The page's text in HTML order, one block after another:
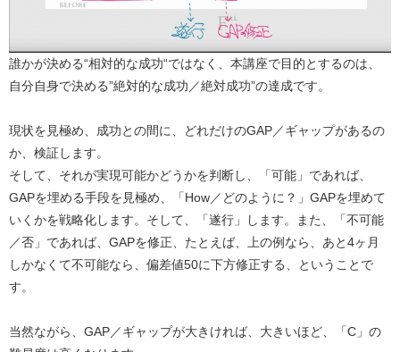
誰かが決める“相対的な成功“ではなく、本講座で目的とするのは、
自分自身で決める”絶対的な成功／絶対成功”の達成です。
現状を見極め、成功との間に、どれだけのGAP／ギャップがあるの
か、検証します。
そして、それが実現可能かどうかを判断し、「可能」であれば、
GAPを埋める手段を見極め、「How／どのように？」GAPを埋めて
いくかを戦略化します。そして、「遂行」します。また、「不可能
／否」であれば、GAPを修正、たとえば、上の例なら、あと4ヶ月
しかなくて不可能なら、偏差値50に下方修正する、ということで
す。
当然ながら、GAP／ギャップが大きければ、大きいほど、「C」の